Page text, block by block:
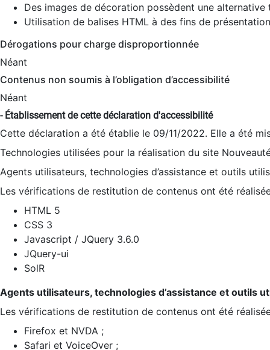
Des images de décoration possèdent une alternative
Utilisation de balises HTML à des fins de
Dérogations pour charge disproportionnée
Néant
Contenus non soumis à l’obligation d’accessibilité
Néant
- Établissement de cette déclaration d'accessibilité
Cette déclaration a été établie le 09/11/2022. Elle a été
Technologies utilisées pour la réalisation du site
Agents utilisateurs, technologies d’assistance et outils
Les vérifications de restitution de contenus ont été
HTML 5
CSS 3
Javascript / JQuery 3.6.0
JQuery-ui
SolR
Agents utilisateurs, technologies d’assistance et outils
Les vérifications de restitution de contenus ont été
Firefox et NVDA ;
Safari et VoiceOver ;